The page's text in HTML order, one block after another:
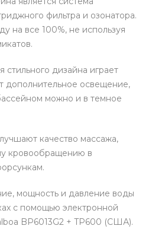
фильтра и озонатора.
на все 100%, не используя
дизайна играет
дополнительное освещение,
можно и в темное
качество массажа,
кровообращению в
мощность и давление воды
с помощью электронной
BP6013G2 + TP600 (США).